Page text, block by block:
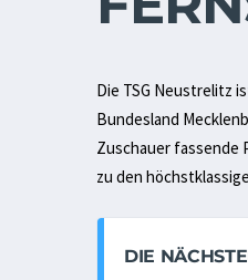
Die TSG Neustrelitz
Bundesland
Zuschauer fassende
zu den
DIE